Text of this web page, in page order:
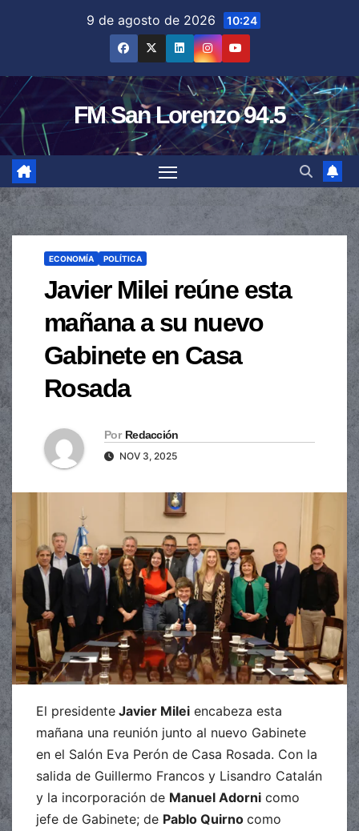
9 de agosto de 2026 10:24
FM San Lorenzo 94.5
ECONOMÍA POLÍTICA
Javier Milei reúne esta
mañana a su nuevo
Gabinete en Casa
Rosada
Por Redacción
NOV 3, 2025
El presidente Javier Milei encabeza esta
mañana una reunión junto al nuevo Gabinete
en el Salón Eva Perón de Casa Rosada. Con la
salida de Guillermo Francos y Lisandro Catalán
y la incorporación de Manuel Adorni como
jefe de Gabinete; de Pablo Quirno como